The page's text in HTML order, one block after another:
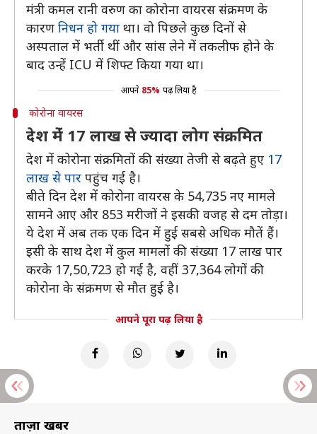
मंत्री कमल रानी वरुण का कोरोना वायरस संक्रमण के
कारण निधन हो गया था। वो पिछले कुछ दिनों से
अस्पताल में भर्ती थीं और सांस लेने में तकलीफ होने के
बाद उन्हें ICU में शिफ्ट किया गया था।
आपने 85% पढ़ लिया है
कोरोना वायरस
देश मेंं 17 लाख से ज्यादा लोग संक्रमित
देश में कोरोना संक्रमितों की संख्या तेजी से बढ़ते हुए 17
लाख से पार पहुंच गई है।
बीते दिन देश में कोरोना वायरस के 54,735 नए मामले
सामने आए और 853 मरीजों ने इसकी वजह से दम तोड़ा।
ये देश में अब तक एक दिन में हुई सबसे अधिक मौतें हैं।
इसी के साथ देश में कुल मामलों की संख्या 17 लाख पार
करके 17,50,723 हो गई है, वहीं 37,364 लोगों की
कोरोना के संक्रमण से मौत हुई है।
आपने पूरा पढ़ लिया है
ताज़ा खबरें